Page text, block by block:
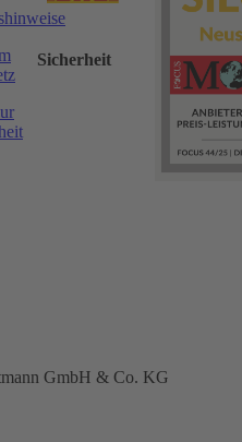
Sicherheit
GmbH & Co. KG